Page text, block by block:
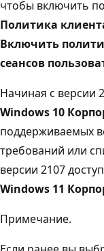
чтобы включить
Политика
Включить
сеансов
Начиная с версии
Windows 10
поддерживаемых
требований или
версии 2107
Windows 11
Примечание.